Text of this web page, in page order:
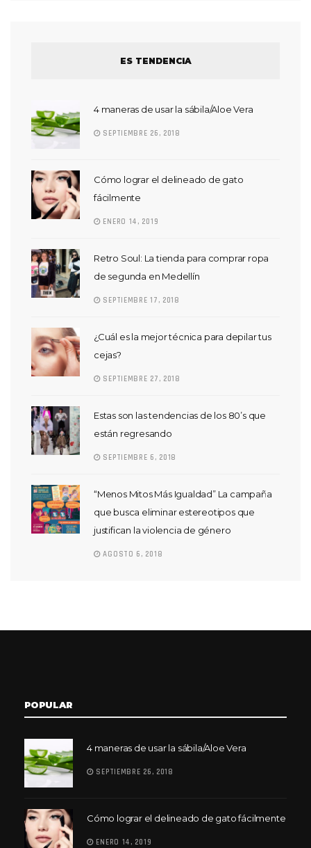
ES TENDENCIA
4 maneras de usar la sábila/Aloe Vera
SEPTIEMBRE 26, 2018
Cómo lograr el delineado de gato
fácilmente
ENERO 14, 2019
Retro Soul: La tienda para comprar ropa
de segunda en Medellín
SEPTIEMBRE 17, 2018
¿Cuál es la mejor técnica para depilar tus
cejas?
SEPTIEMBRE 27, 2018
Estas son las tendencias de los 80’s que
están regresando
SEPTIEMBRE 6, 2018
“Menos Mitos Más Igualdad” La campaña
que busca eliminar estereotipos que
justifican la violencia de género
AGOSTO 6, 2018
POPULAR
4 maneras de usar la sábila/Aloe Vera
SEPTIEMBRE 26, 2018
Cómo lograr el delineado de gato fácilmente
ENERO 14, 2019